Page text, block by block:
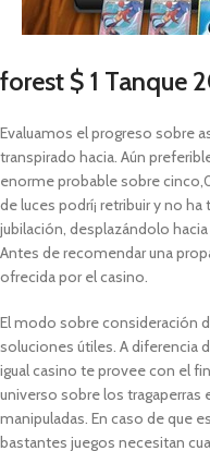
forest $ 1 Tanque
Evaluamos el progreso sobre
transpirado hacia. Aún
enorme probable sobre
de luces podrí¡ retribuir y no
jubilación, desplazándolo
Antes de recomendar una
ofrecida por el casino.
El modo sobre consideración
soluciones útiles. A diferencia
igual casino te provee con el
universo sobre los tragaperras
manipuladas. En caso de que
bastantes juegos necesitan